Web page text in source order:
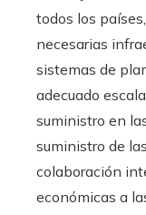
todos los
necesarias
sistemas de
adecuado
suministro en
suministro de
colaboración
económicas a